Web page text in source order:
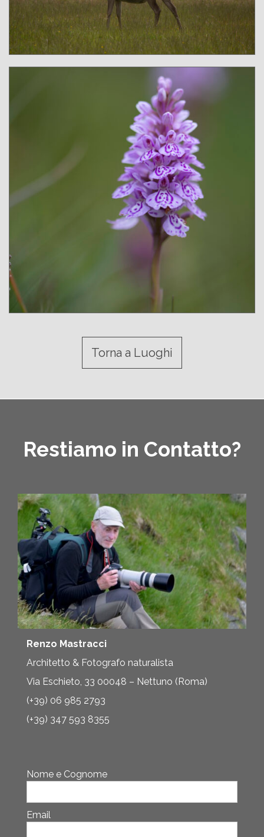
Torna a Luoghi
Restiamo in Contatto?
Renzo Mastracci
Architetto & Fotografo naturalista
Via Eschieto, 33 00048 – Nettuno (Roma)
(+39) 06 985 2793
(+39) 347 593 8355
Nome e Cognome
Email